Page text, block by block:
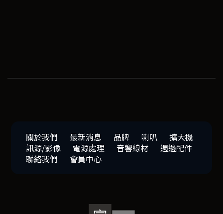
關於我們 最新消息 品牌 喇叭
擴大機
訊源/影像
電源處理 音響線材
週邊配件
聯絡我們
會員中心